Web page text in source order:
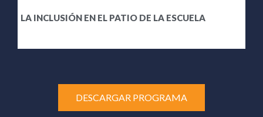
LA INCLUSIÓN EN EL PATIO DE LA ESCUELA
DESCARGAR PROGRAMA